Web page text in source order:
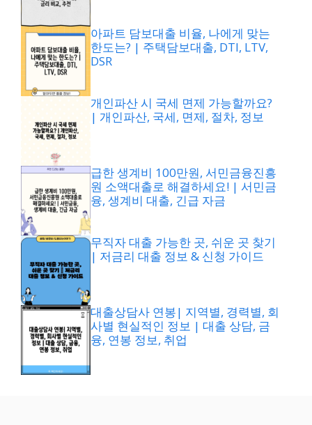
아파트 담보대출 비율, 나에게 맞는
한도는? | 주택담보대출, DTI, LTV,
DSR
개인파산 시 국세 면제 가능할까요?
| 개인파산, 국세, 면제, 절차, 정보
급한 생계비 100만원, 서민금융진흥
원 소액대출로 해결하세요! | 서민금
융, 생계비 대출, 긴급 자금
무직자 대출 가능한 곳, 쉬운 곳 찾기
| 저금리 대출 정보 & 신청 가이드
대출상담사 연봉| 지역별, 경력별, 회
사별 현실적인 정보 | 대출 상담, 금
융, 연봉 정보, 취업